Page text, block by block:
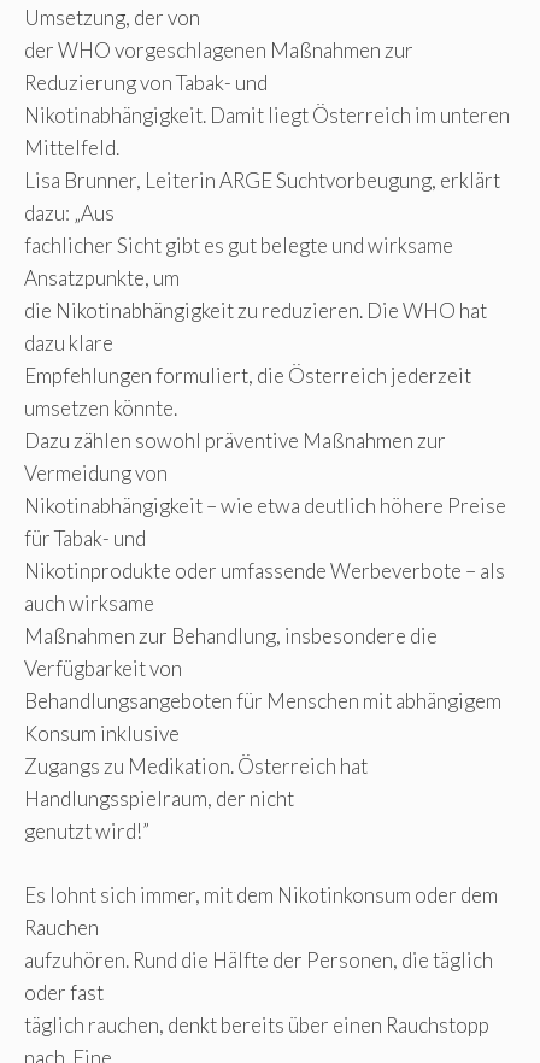
Umsetzung, der von
der WHO vorgeschlagenen Maßnahmen zur
Reduzierung von Tabak- und
Nikotinabhängigkeit. Damit liegt Österreich im unteren
Mittelfeld.
Lisa Brunner, Leiterin ARGE Suchtvorbeugung, erklärt
dazu: „Aus
fachlicher Sicht gibt es gut belegte und wirksame
Ansatzpunkte, um
die Nikotinabhängigkeit zu reduzieren. Die WHO hat
dazu klare
Empfehlungen formuliert, die Österreich jederzeit
umsetzen könnte.
Dazu zählen sowohl präventive Maßnahmen zur
Vermeidung von
Nikotinabhängigkeit – wie etwa deutlich höhere Preise
für Tabak- und
Nikotinprodukte oder umfassende Werbeverbote – als
auch wirksame
Maßnahmen zur Behandlung, insbesondere die
Verfügbarkeit von
Behandlungsangeboten für Menschen mit abhängigem
Konsum inklusive
Zugangs zu Medikation. Österreich hat
Handlungsspielraum, der nicht
genutzt wird!”
Es lohnt sich immer, mit dem Nikotinkonsum oder dem
Rauchen
aufzuhören. Rund die Hälfte der Personen, die täglich
oder fast
täglich rauchen, denkt bereits über einen Rauchstopp
nach. Eine